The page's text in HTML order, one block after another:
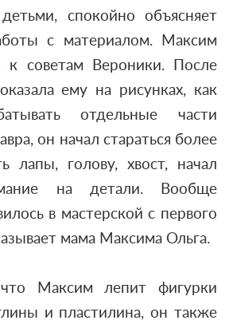
спокойно объясняет
с материалом. Максим
к советам Вероники. После
ему на рисунках, как
отдельные части
он начал стараться более
лапы, голову, хвост, начал
на детали. Вообще
в мастерской с первого
мама Максима Ольга.
Максим лепит фигурки
и пластилина, он также